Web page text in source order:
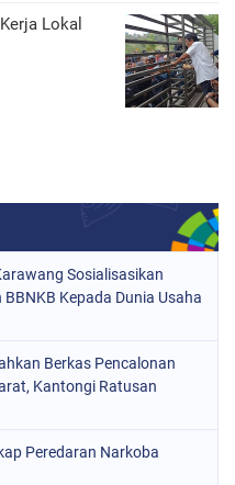
Lokal
Sosialisasikan
Kepada Dunia Usaha
Berkas Pencalonan
Kantongi Ratusan
Peredaran Narkoba